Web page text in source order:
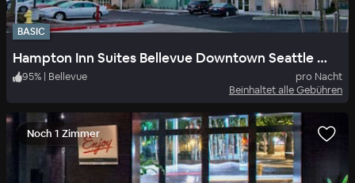
BASIC
Hampton Inn Suites Bellevue Downtown Seattle Wa
95% Bellevue
pro Nacht
Beinhaltet alle Gebühren
Noch 1 Zimmer